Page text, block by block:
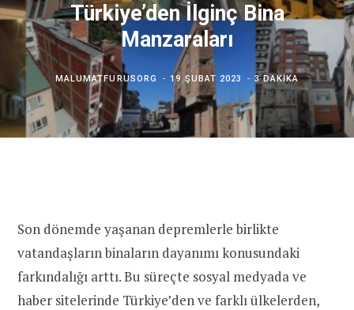
Türkiye’den İlginç Bina
Manzaraları
MALUMATFURUSORG 19 ŞUBAT 2023 3 DAKIKA
Son dönemde yaşanan depremlerle birlikte
vatandaşların binaların dayanımı konusundaki
farkındalığı arttı. Bu süreçte sosyal medyada ve
haber sitelerinde Türkiye’den ve farklı ülkelerden,